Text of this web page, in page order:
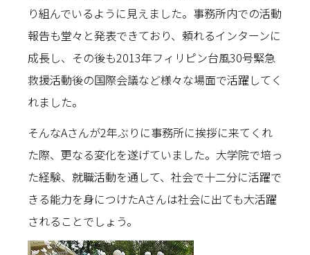
り組んでいるように見えました。事務所内での活動
報告も堂々と発表できており、頼れるインターンに
成長し、その後も2013年フィリピン台風30号緊急
救援活動後の国際会議など様々な場面で活躍してく
れました。
そんなAさんが2年ぶりに事務所に挨拶に来てくれ
た際、更なる変化を遂げていました。大学院で培っ
た経験、就職活動を通して、社会で十二分に活躍で
きる能力を身につけたAさんは社会に出ても大活躍
されることでしょう。